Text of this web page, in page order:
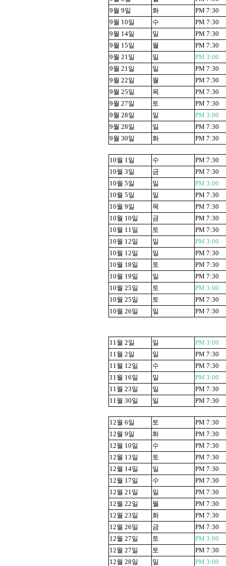
9월 9일 화
PM 7:30
9월 10일 수
PM 7:30
9월 14일 일
PM 7:30
9월 15일 월
PM 7:30
9월 21일 일
PM 3:00
9월 21일 일
PM 7:30
9월 22일 월
PM 7:30
9월 25일 목
PM 7:30
9월 27일 토
PM 7:30
9월 28일 일
PM 3:00
9월 28일 일
PM 7:30
9월 30일 화 PM 7:30
10월 1일 수
PM 7:30
10월 3일 금
PM 7:30
10월 5일 일
PM 3:00
10월 5일 일
PM 7:30
10월 9일 목
PM 7:30
10월 10일 금
PM 7:30
10월 11일 토
PM 7:30
10월 12일 일
PM 3:00
10월 12일 일
PM 7:30
10월 18일 토
PM 7:30
10월 19일 일
PM 7:30
10월 25일 토
PM 3:00
10월 25일 토
PM 7:30
10월 26일 일 PM 7:30
11월 2일 일
PM 3:00
11월 2일 일
PM 7:30
11월 12일 수
PM 7:30
11월 16일 일
PM 3:00
11월 23일 일
PM 7:30
11월 30일 일 PM 7:30
12월 6일 토
PM 7:30
12월 9일 화
PM 7:30
12월 10일 수
PM 7:30
12월 13일 토
PM 7:30
12월 14일 일
PM 7:30
12월 17일 수
PM 7:30
12월 21일 일
PM 7:30
12월 22일 월
PM 7:30
12월 23일 화
PM 7:30
12월 26일 금
PM 7:30
12월 27일 토
PM 3:00
12월 27일 토
PM 7:30
12월 28일 일
PM 3:00